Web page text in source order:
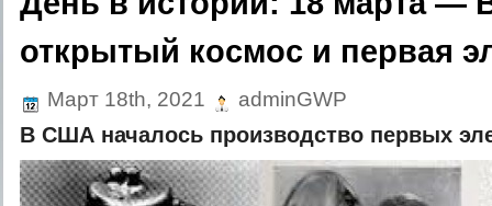
открытый космос и первая
Март 18th, 2021 adminGWP
В США началось производство первых